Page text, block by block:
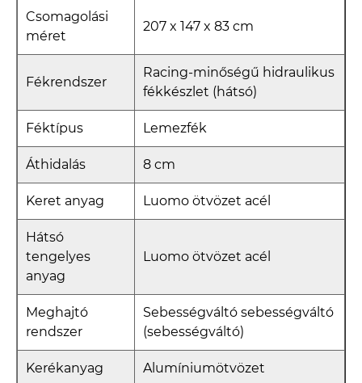
Csomagolási
méret
207 x 147 x 83 cm
Fékrendszer
Racing-minőségű hidraulikus
fékkészlet (hátsó)
Féktípus Lemezfék
Áthidalás 8 cm
Keret anyag Luomo ötvözet acél
Hátsó
tengelyes
anyag
Luomo ötvözet acél
Meghajtó
rendszer
Sebességváltó sebességváltó
(sebességváltó)
Kerékanyag Alumíniumötvözet